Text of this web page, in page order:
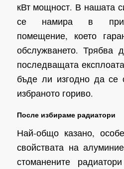
кВт мощност. В нашата
се намира в
помещение, което
обслужването. Трябва
последващата
бъде ли изгодно да се
избраното гориво.
После избираме радиатори
Най-общо казано,
свойствата на
стоманените